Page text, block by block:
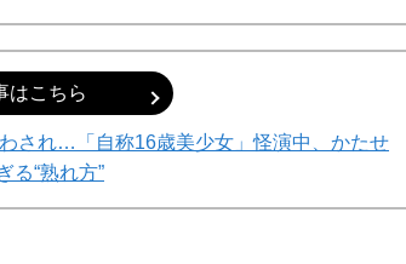
はこちら
され…「自称16歳美少女」怪演中、かたせ
る“熟れ方”